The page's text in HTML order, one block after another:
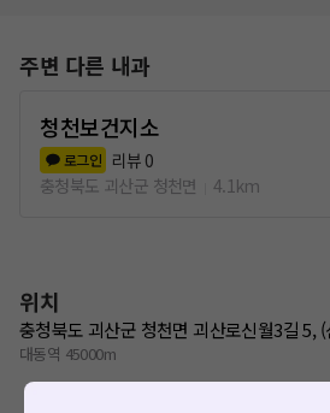
주변 다른 내과
청천보건지소
로그인 리뷰 0
충청북도 괴산군 청천면
4.1km
위치
충청북도 괴산군 청천면 괴산로신월3길 5,
대동역 45000m